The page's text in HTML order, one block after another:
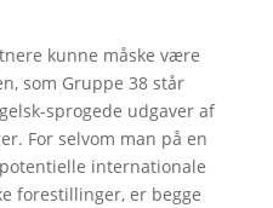
kunne måske være
som Gruppe 38 står
sprogede udgaver af
For selvom man på en
internationale
forestillinger, er begge